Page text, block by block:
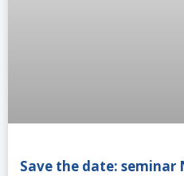
Save the date: seminar